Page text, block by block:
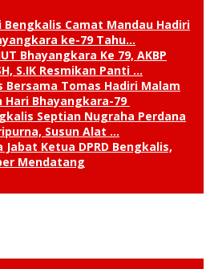
Camat Mandau Hadiri
ke-79 Tahu…
Bhayangkara Ke 79, AKBP
S.IK Resmikan Panti …
Bersama Tomas Hadiri Malam
Hari Bhayangkara-79
Septian Nugraha Perdana
Susun Alat …
Ketua DPRD Bengkalis,
Mendatang